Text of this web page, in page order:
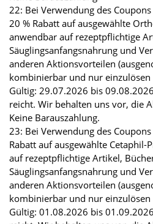
22: Bei Verwendung des
20 % Rabatt auf ausgewählte
anwendbar auf rezeptpflichtige
Säuglingsanfangsnahrung und
anderen Aktionsvorteilen
kombinierbar und nur
Gültig: 29.07.2026 bis
reicht. Wir behalten uns vor, die
Keine Barauszahlung.
23: Bei Verwendung des
Rabatt auf ausgewählte
auf rezeptpflichtige Artikel,
Säuglingsanfangsnahrung und
anderen Aktionsvorteilen
kombinierbar und nur
Gültig: 01.08.2026 bis